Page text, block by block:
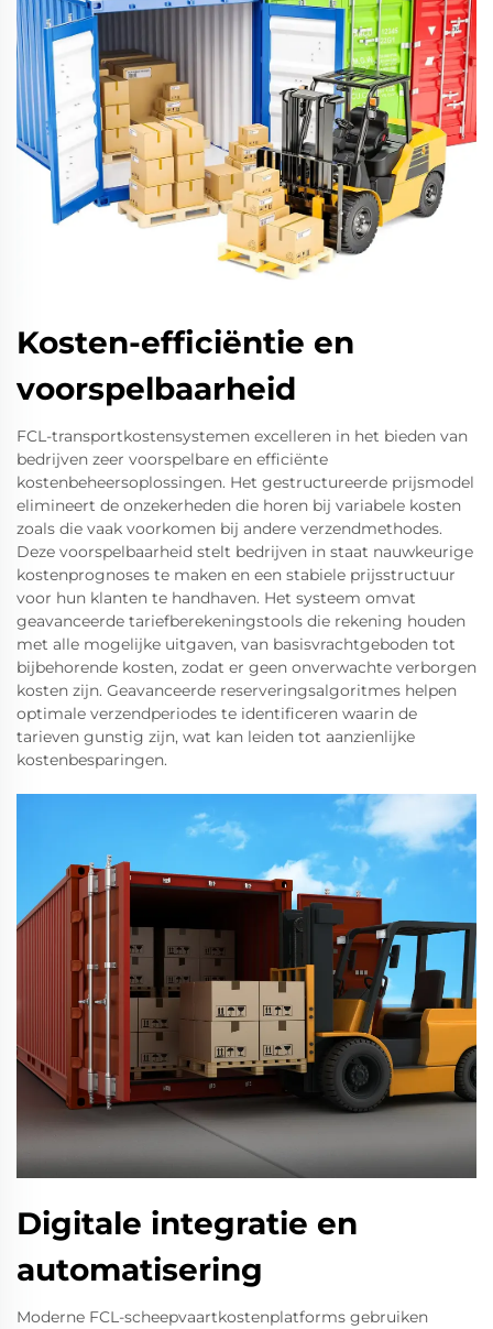
Kosten-efficiëntie en
voorspelbaarheid
FCL-transportkostensystemen excelleren in het bieden van
bedrijven zeer voorspelbare en efficiënte
kostenbeheersoplossingen. Het gestructureerde prijsmodel
elimineert de onzekerheden die horen bij variabele kosten
zoals die vaak voorkomen bij andere verzendmethodes.
Deze voorspelbaarheid stelt bedrijven in staat nauwkeurige
kostenprognoses te maken en een stabiele prijsstructuur
voor hun klanten te handhaven. Het systeem omvat
geavanceerde tariefberekeningstools die rekening houden
met alle mogelijke uitgaven, van basisvrachtgeboden tot
bijbehorende kosten, zodat er geen onverwachte verborgen
kosten zijn. Geavanceerde reserveringsalgoritmes helpen
optimale verzendperiodes te identificeren waarin de
tarieven gunstig zijn, wat kan leiden tot aanzienlijke
kostenbesparingen.
Digitale integratie en
automatisering
Moderne FCL-scheepvaartkostenplatforms gebruiken